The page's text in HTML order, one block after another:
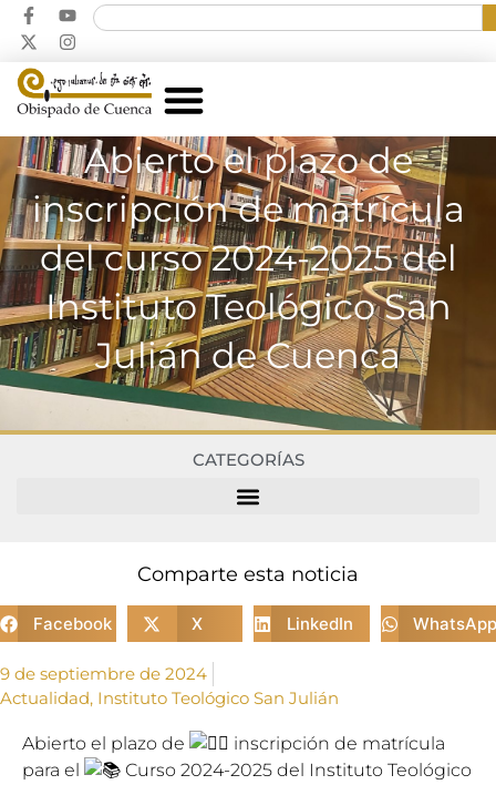
Abierto el plazo de
inscripción de matrícula
del curso 2024-2025 del
Instituto Teológico San
Julián de Cuenca
CATEGORÍAS
Comparte esta noticia
Facebook X LinkedIn WhatsApp
9 de septiembre de 2024
Actualidad, Instituto Teológico San Julián
Abierto el plazo de
inscripción de matrícula
para el
Curso 2024-2025 del Instituto Teológico